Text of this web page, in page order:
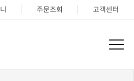
주문조회 고객센터